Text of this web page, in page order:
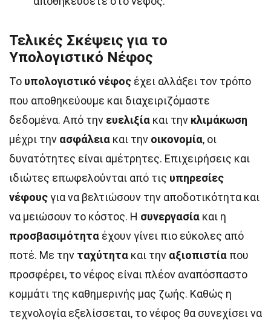
Τελικές Σκέψεις για το
Υπολογιστικό Νέφος
Το υπολογιστικό νέφος έχει αλλάξει τον τρόπο
που αποθηκεύουμε και διαχειριζόμαστε
δεδομένα. Από την ευελιξία και την κλιμάκωση
μέχρι την ασφάλεια και την οικονομία, οι
δυνατότητες είναι αμέτρητες. Επιχειρήσεις και
ιδιώτες επωφελούνται από τις υπηρεσίες
νέφουςγια να βελτιώσουν την αποδοτικότητα και
να μειώσουν το κόστος. Η συνεργασία και η
προσβασιμότητα έχουν γίνει πιο εύκολες από
ποτέ. Με την ταχύτητα και την αξιοπιστία που
προσφέρει, το νέφος είναι πλέον αναπόσπαστο
κομμάτι της καθημερινής μας ζωής. Καθώς η
τεχνολογία εξελίσσεται, το νέφος θα συνεχίσει να